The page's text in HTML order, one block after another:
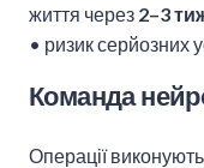
життя через 2–3
• ризик серйозних
Команда
Операції виконують